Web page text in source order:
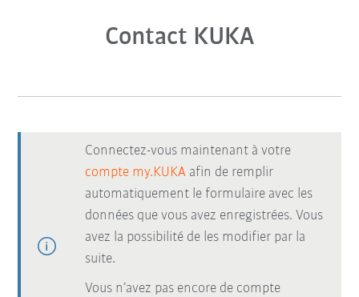
Contact KUKA
Connectez-vous maintenant à votre
compte my.KUKA afin de remplir
automatiquement le formulaire avec les
données que vous avez enregistrées. Vous
avez la possibilité de les modifier par la
suite.
Vous n’avez pas encore de compte